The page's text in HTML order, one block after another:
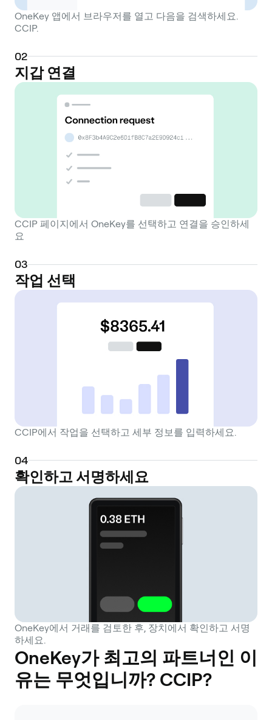
OneKey 앱에서 브라우저를 열고 다음을 검색하세요.
CCIP.
02
지갑 연결
CCIP 페이지에서 OneKey를 선택하고 연결을 승인하세
요
03
작업 선택
CCIP에서 작업을 선택하고 세부 정보를 입력하세요.
04
확인하고 서명하세요
OneKey에서 거래를 검토한 후, 장치에서 확인하고 서명
하세요.
OneKey가 최고의 파트너인 이
유는 무엇입니까? CCIP?